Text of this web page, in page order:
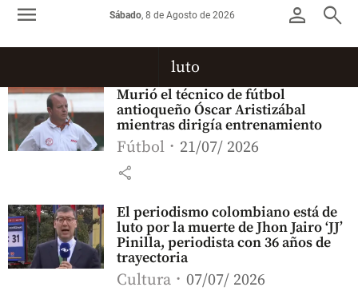
Colombia
person search
Sábado, 8 de Agosto de 2026
menu
luto
Murió el técnico de fútbol
antioqueño Óscar Aristizábal
mientras dirigía entrenamiento
Fútbol 21/07/ 2026
share
El periodismo colombiano está de
luto por la muerte de Jhon Jairo ‘JJ’
Pinilla, periodista con 36 años de
trayectoria
Cultura 07/07/ 2026